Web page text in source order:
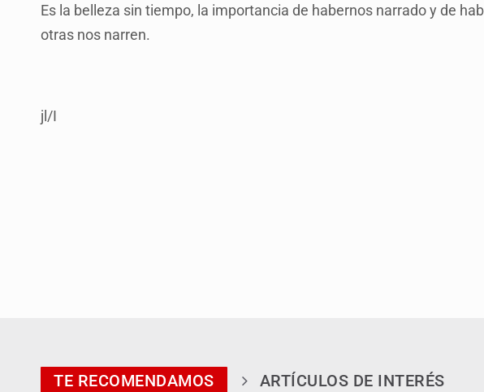
Es la belleza sin tiempo, la importancia de habernos narrado y de
otras nos narren.
jl/I
TE RECOMENDAMOS ARTÍCULOS DE INTERÉS